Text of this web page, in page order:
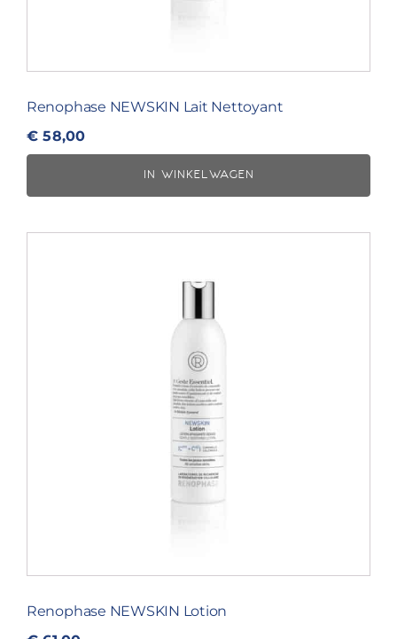
Renophase NEWSKIN Lait Nettoyant
€ 58,00
IN WINKELWAGEN
Renophase NEWSKIN Lotion